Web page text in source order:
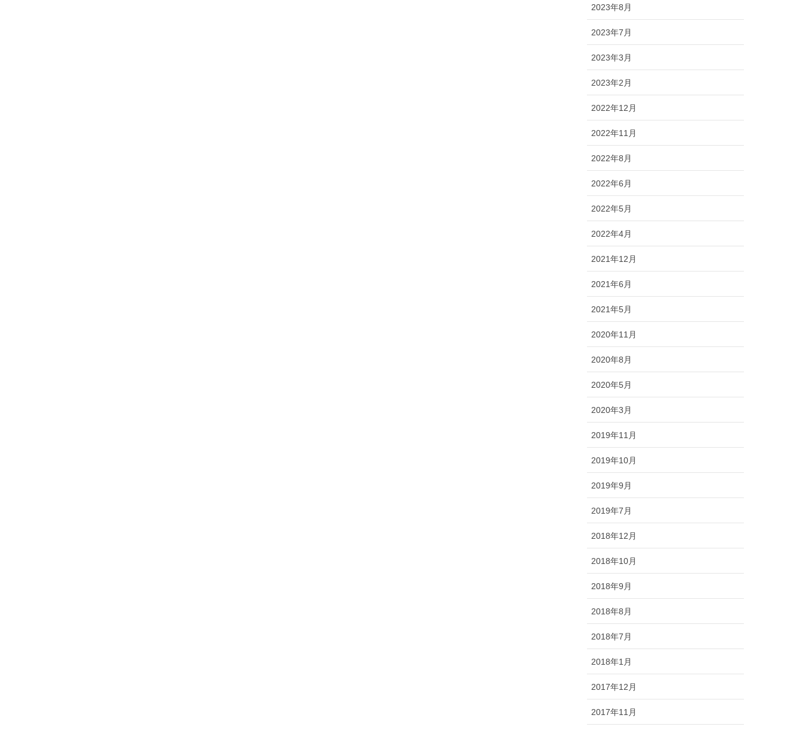
2023年8月
2023年7月
2023年3月
2023年2月
2022年12月
2022年11月
2022年8月
2022年6月
2022年5月
2022年4月
2021年12月
2021年6月
2021年5月
2020年11月
2020年8月
2020年5月
2020年3月
2019年11月
2019年10月
2019年9月
2019年7月
2018年12月
2018年10月
2018年9月
2018年8月
2018年7月
2018年1月
2017年12月
2017年11月